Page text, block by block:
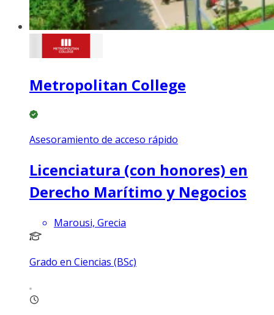
Metropolitan College
Asesoramiento de acceso rápido
Licenciatura (con honores) en
Derecho Marítimo y Negocios
Marousi, Grecia
Grado en Ciencias (BSc)